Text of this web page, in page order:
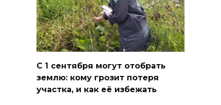
С 1 сентября могут отобрать
землю: кому грозит потеря
участка, и как её избежать